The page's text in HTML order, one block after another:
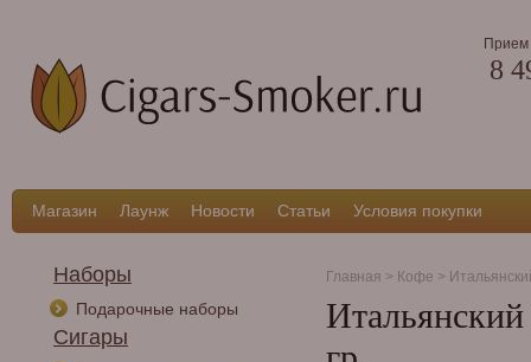
Прием
8
Магазин Лаунж Новости Статьи Условия покупки
Наборы
Подарочные наборы
Сигары
Главная > Кофе >